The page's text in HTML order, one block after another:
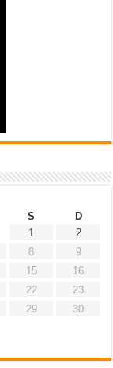
S
D
1
2
8
9
15
16
22
23
29
30